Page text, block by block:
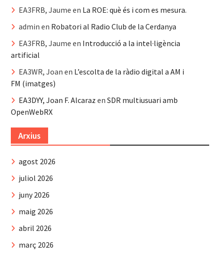
EA3FRB, Jaume en La ROE: què és i com es mesura.
admin en Robatori al Radio Club de la Cerdanya
EA3FRB, Jaume en Introducció a la intel·ligència
artificial
EA3WR, Joan en L’escolta de la ràdio digital a AM i
FM (imatges)
EA3DYY, Joan F. Alcaraz en SDR multiusuari amb
OpenWebRX
Arxius
agost 2026
juliol 2026
juny 2026
maig 2026
abril 2026
març 2026